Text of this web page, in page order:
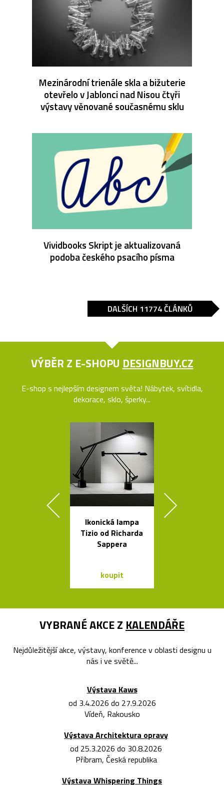
Mezinárodní trienále skla a bižuterie
otevřelo v Jablonci nad Nisou čtyři
výstavy věnované současnému sklu
Vividbooks Skript je aktualizovaná
podoba českého psacího písma
DALŠÍCH 11774 ČLÁNKŮ
VÝBĚR Z E-SHOPU DESIGNBUY.CZ
E-shop s nejlepším designem světa! Nábytek, svítidla,
dekorace, sklo, šperky...
Ikonická lampa
Tizio od Richarda
Sappera
koupit
VYBRANÉ AKCE Z KALENDÁŘE
Nejdůležitější akce, výstavy, konference v oblasti designu u
nás i ve světě...
Výstava Kaws
od 3.4.2026 do 27.9.2026
Vídeň, Rakousko
Výstava Architektura opravy
od 25.3.2026 do 30.8.2026
Příbram, Česká republika
Výstava Whispering Things